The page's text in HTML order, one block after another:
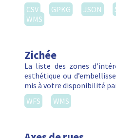
CSV
GPKG JSON
WMS
Zichée
La liste des zones
esthétique ou
mis à votre disponibilité
WFS
WMS